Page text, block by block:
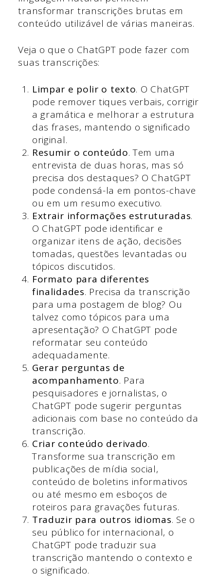
transformar transcrições brutas em
conteúdo utilizável de várias maneiras.
Veja o que o ChatGPT pode fazer com
suas transcrições:
Limpar e polir o texto. O ChatGPT
pode remover tiques verbais, corrigir
a gramática e melhorar a estrutura
das frases, mantendo o significado
original.
Resumir o conteúdo. Tem uma
entrevista de duas horas, mas só
precisa dos destaques? O ChatGPT
pode condensá-la em pontos-chave
ou em um resumo executivo.
Extrair informações estruturadas.
O ChatGPT pode identificar e
organizar itens de ação, decisões
tomadas, questões levantadas ou
tópicos discutidos.
Formato para diferentes
finalidades. Precisa da transcrição
para uma postagem de blog? Ou
talvez como tópicos para uma
apresentação? O ChatGPT pode
reformatar seu conteúdo
adequadamente.
Gerar perguntas de
acompanhamento. Para
pesquisadores e jornalistas, o
ChatGPT pode sugerir perguntas
adicionais com base no conteúdo da
transcrição.
Criar conteúdo derivado.
Transforme sua transcrição em
publicações de mídia social,
conteúdo de boletins informativos
ou até mesmo em esboços de
roteiros para gravações futuras.
Traduzir para outros idiomas. Se o
seu público for internacional, o
ChatGPT pode traduzir sua
transcrição mantendo o contexto e
o significado.